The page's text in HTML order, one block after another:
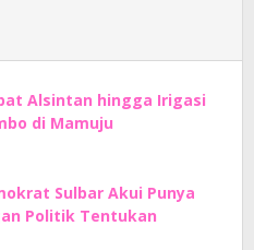
Alsintan hingga Irigasi
di Mamuju
Sulbar Akui Punya
Politik Tentukan